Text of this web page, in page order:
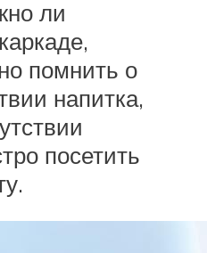
ли
помнить о
напитка,
посетить